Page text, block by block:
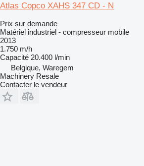
Atlas Copco XAHS 347 CD - N
Prix sur demande
Matériel industriel - compresseur mobile
2013
1.750 m/h
Capacité 20.400 l/min
Belgique, Waregem
Machinery Resale
Contacter le vendeur